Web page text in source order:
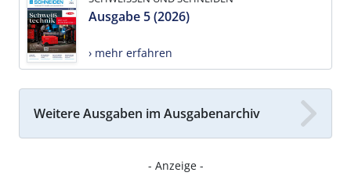
Ausgabe 5 (2026)
› mehr erfahren
Weitere Ausgaben im Ausgabenarchiv
- Anzeige -